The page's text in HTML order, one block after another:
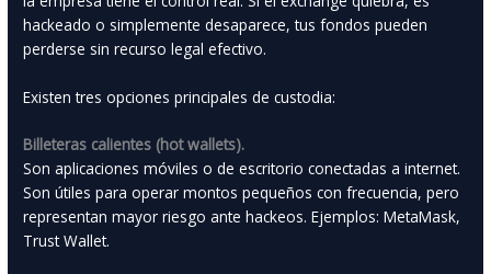
hackeado o simplemente desaparece, tus fondos pueden
perderse sin recurso legal efectivo.
Existen tres opciones principales de custodia:
Billeteras calientes (hot wallets).
Son aplicaciones móviles o de escritorio conectadas a internet.
Son útiles para operar montos pequeños con frecuencia, pero
representan mayor riesgo ante hackeos. Ejemplos: MetaMask,
Trust Wallet.